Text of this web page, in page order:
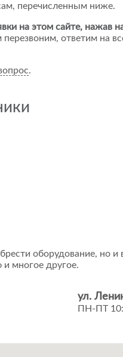
перечисленным ниже.
на этом сайте, нажав
ответим на
.
оборудование, но и
и многое другое.
ул.
ПН-ПТ